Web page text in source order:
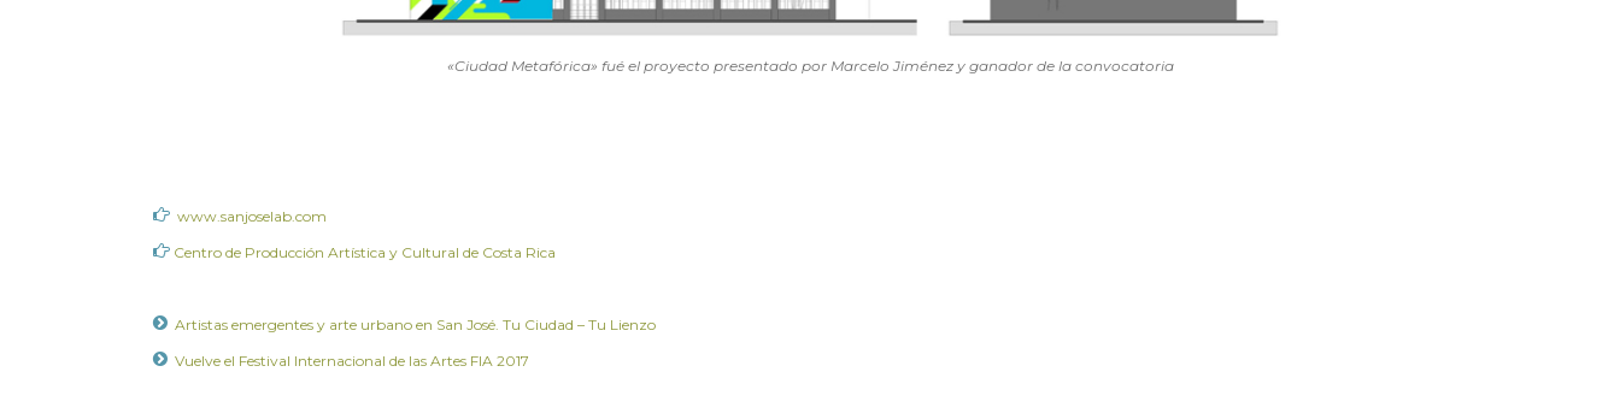
«Ciudad Metafórica» fué el proyecto presentado por Marcelo Jiménez y ganador de la convocatoria
www.sanjoselab.com
Centro de Producción Artística y Cultural de Costa Rica
Artistas emergentes y arte urbano en San José. Tu Ciudad – Tu Lienzo
Vuelve el Festival Internacional de las Artes FIA 2017